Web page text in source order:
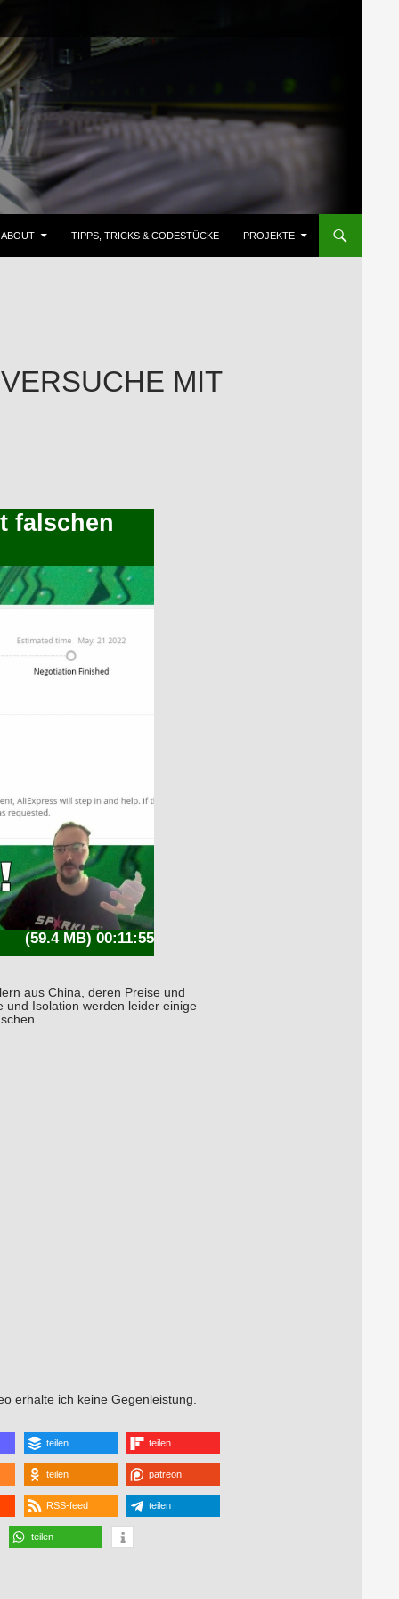
ABOUT
TIPPS, TRICKS & CODESTÜCKE PROJEKTE
MIT
falschen
(59.4 MB) 00:11:55
aus China, deren Preise und
und Isolation werden leider einige
erhalte ich keine Gegenleistung.
teilen teilen
teilen patreon
RSS-feed teilen
teilen